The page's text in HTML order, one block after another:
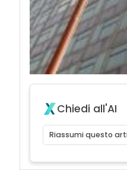
Chiedi all'AI
Riassumi questo